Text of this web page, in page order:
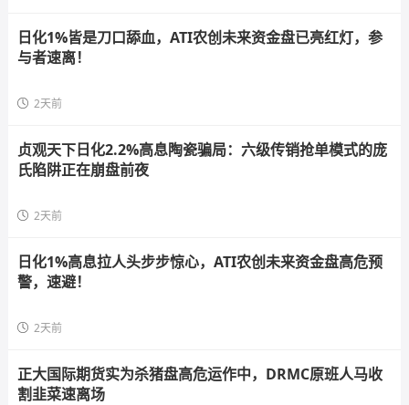
日化1%皆是刀口舔血，ATI农创未来资金盘已亮红灯，参
与者速离！
2天前
贞观天下日化2.2%高息陶瓷骗局：六级传销抢单模式的庞
氏陷阱正在崩盘前夜
2天前
日化1%高息拉人头步步惊心，ATI农创未来资金盘高危预
警，速避！
2天前
正大国际期货实为杀猪盘高危运作中，DRMC原班人马收
割韭菜速离场